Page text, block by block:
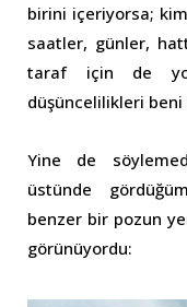
birini içeriyorsa;
saatler, günler,
taraf için de
düşüncelilikleri beni
Yine de
üstünde
benzer bir pozun
görünüyordu: